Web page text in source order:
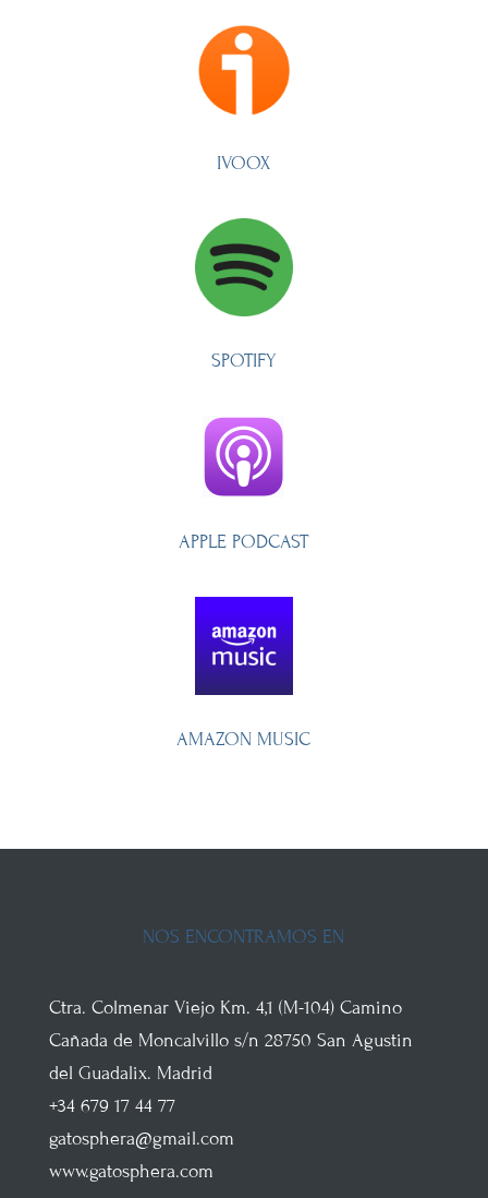
IVOOX
SPOTIFY
APPLE PODCAST
AMAZON MUSIC
NOS ENCONTRAMOS EN
Ctra. Colmenar Viejo Km. 4,1 (M-104)Camino
Cañada de Moncalvillo s/n 28750 San Agustin
del Guadalix. Madrid
+34 679 17 44 77
gatosphera@gmail.com
www.gatosphera.com